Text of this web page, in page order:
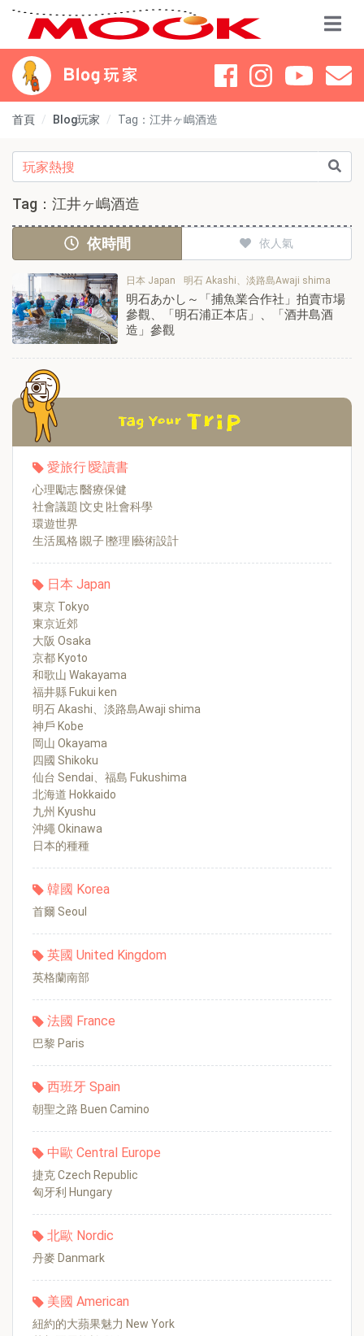
首頁 Blog玩家 Tag：江井ヶ嶋酒造
Tag：江井ヶ嶋酒造
依時間 依人氣
日本 Japan 明石 Akashi、淡路島Awaji shima
明石あかし～「捕魚業合作社」拍賣市場
參觀、「明石浦正本店」、「酒井島酒
造」參觀
愛旅行∣愛讀書
心理勵志∣醫療保健
社會議題∣文史∣社會科學
環遊世界
生活風格∣親子∣整理∣藝術設計
日本 Japan
東京 Tokyo
東京近郊
大阪 Osaka
京都 Kyoto
和歌山 Wakayama
福井縣 Fukui ken
明石 Akashi、淡路島Awaji shima
神戶 Kobe
岡山 Okayama
四國 Shikoku
仙台 Sendai、福島 Fukushima
北海道 Hokkaido
九州 Kyushu
沖繩 Okinawa
日本的種種
韓國 Korea
首爾 Seoul
英國 United Kingdom
英格蘭南部
法國 France
巴黎 Paris
西班牙 Spain
朝聖之路 Buen Camino
中歐 Central Europe
捷克 Czech Republic
匈牙利 Hungary
北歐 Nordic
丹麥 Danmark
美國 American
紐約的大蘋果魅力 New York